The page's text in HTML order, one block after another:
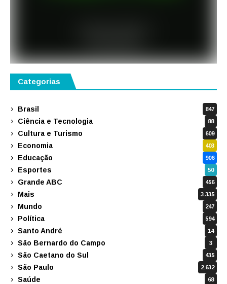
Categorias
Brasil 847
Ciência e Tecnologia 88
Cultura e Turismo 609
Economia 403
Educação 906
Esportes 50
Grande ABC 456
Mais 3.335
Mundo 247
Política 594
Santo André 14
São Bernardo do Campo 3
São Caetano do Sul 435
São Paulo 2.632
Saúde 68